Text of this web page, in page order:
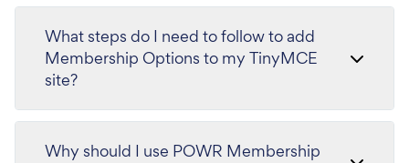
What steps do I need to follow to add
Membership Options to my TinyMCE
site?
Why should I use POWR Membership